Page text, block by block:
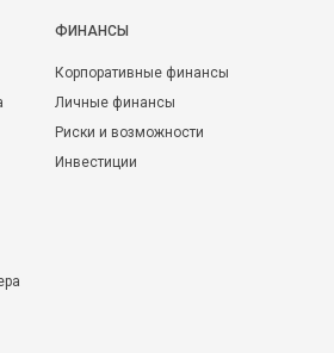
ФИНАНСЫ
Корпоративные финансы
Личные финансы
Риски и возможности
Инвестиции